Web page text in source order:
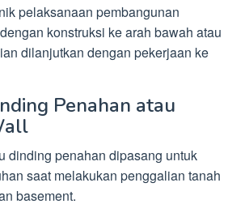
pelaksanaan pembangunan
konstruksi ke arah bawah atau
dilanjutkan dengan pekerjaan ke
Penahan atau
dinding penahan dipasang untuk
saat melakukan penggalian tanah
basement.